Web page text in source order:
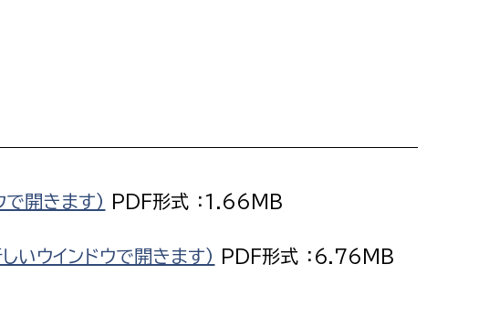
営管理課
設用度課
消防課
警防第2課
事務局 監査事務局
開きます） PDF形式 ：1.66MB
いウインドウで開きます） PDF形式 ：6.76MB